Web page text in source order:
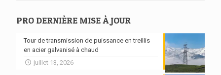
PRO DERNIÈRE MISE À JOUR
Tour de transmission de puissance en treillis
en acier galvanisé à chaud
juillet 13, 2026